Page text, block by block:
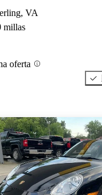
VA
millas
oferta
Aviso